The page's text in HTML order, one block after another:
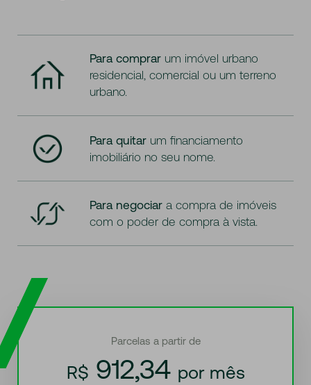
Para comprarum imóvel urbano
residencial, comercial ou um terreno
urbano.
Para quitarum financiamento
imobiliário no seu nome.
Para negociara compra de imóveis
com o poder de compra à vista.
Parcelas a partir de
R$ 912,34 por mês